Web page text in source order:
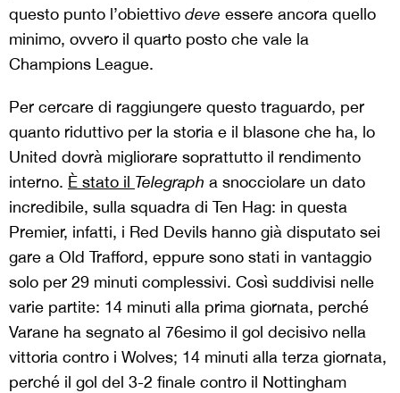
questo punto l’obiettivo deve essere ancora quello
minimo, ovvero il quarto posto che vale la
Champions League.
Per cercare di raggiungere questo traguardo, per
quanto riduttivo per la storia e il blasone che ha, lo
United dovrà migliorare soprattutto il rendimento
interno. È stato il Telegraph a snocciolare un dato
incredibile, sulla squadra di Ten Hag: in questa
Premier, infatti, i Red Devils hanno già disputato sei
gare a Old Trafford, eppure sono stati in vantaggio
solo per 29 minuti complessivi. Così suddivisi nelle
varie partite: 14 minuti alla prima giornata, perché
Varane ha segnato al 76esimo il gol decisivo nella
vittoria contro i Wolves; 14 minuti alla terza giornata,
perché il gol del 3-2 finale contro il Nottingham